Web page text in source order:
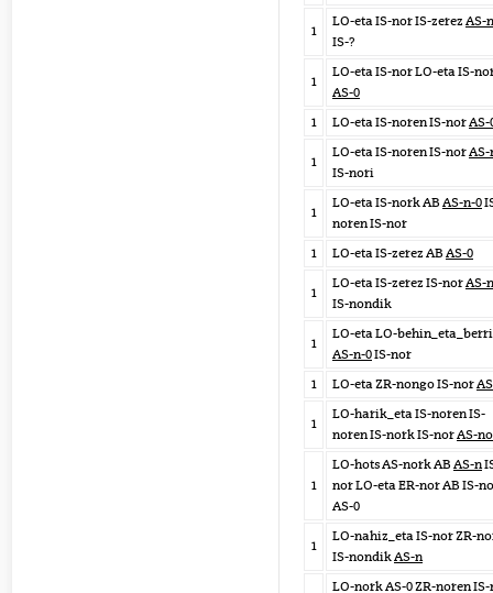
1
LO-eta IS-nor IS-zerez AS-
IS-?
1
LO-eta IS-nor LO-eta IS-
AS-0
1
LO-eta IS-noren IS-norAS-
1
LO-eta IS-noren IS-norAS-
IS-nori
1
LO-eta IS-nork AB AS-n-0
noren IS-nor
1
LO-eta IS-zerez AB AS-0
1
LO-eta IS-zerez IS-norAS-
IS-nondik
1
LO-eta LO-
AS-n-0IS-nor
1
LO-eta ZR-nongo IS-nor
1
LO-harik_eta IS-noren IS-
noren IS-nork IS-norAS-
1
LO-hots AS-nork AB AS-n
nor LO-eta ER-nor AB IS-
AS-0
1
LO-nahiz_eta IS-nor ZR-
IS-nondikAS-n
LO-nork AS-0 ZR-noren